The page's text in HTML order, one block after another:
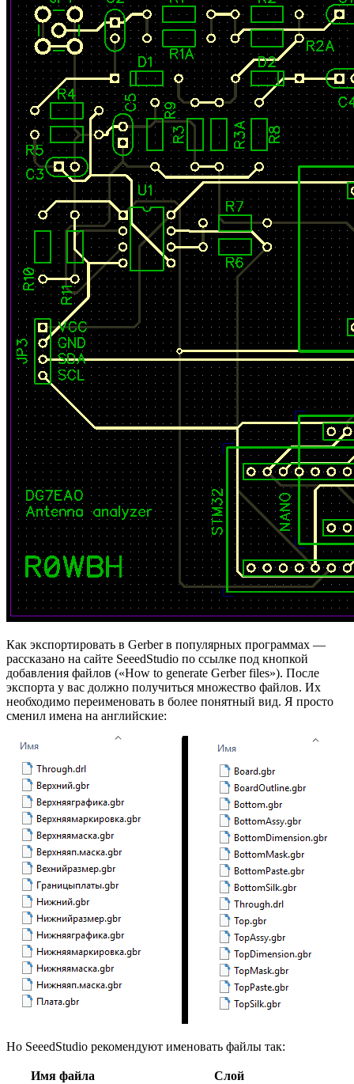
Как экспортировать в Gerber в популярных программах —
рассказано на сайте SeeedStudio по ссылке под кнопкой
добавления файлов («How to generate Gerber files»). После
экспорта у вас должно получиться множество файлов. Их
необходимо переименовать в более понятный вид. Я просто
сменил имена на английские:
Но SeeedStudio рекомендуют именовать файлы так:
Имя файла
Слой